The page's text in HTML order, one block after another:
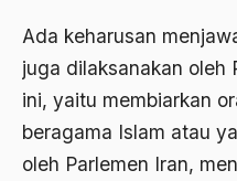
Ada keharusan
juga dilaksanakan oleh
ini, yaitu membiarkan
beragama Islam atau
oleh Parlemen Iran,
Al-Ikhwanul Muslimin
al-Khalil Ibnu Ahmad al-
Al-Maududi